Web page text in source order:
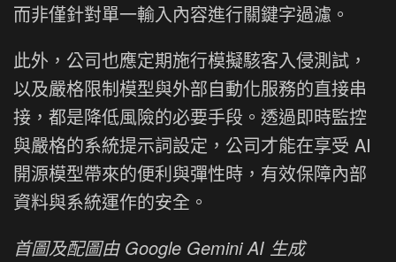
而非僅針對單一輸入內容進行關鍵字過濾。
此外，公司也應定期施行模擬駭客入侵測試，
以及嚴格限制模型與外部自動化服務的直接串
接，都是降低風險的必要手段。透過即時監控
與嚴格的系統提示詞設定，公司才能在享受 AI
開源模型帶來的便利與彈性時，有效保障內部
資料與系統運作的安全。
首圖及配圖由 Google Gemini AI 生成